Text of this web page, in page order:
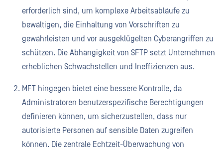
erforderlich sind, um komplexe Arbeitsabläufe zu
bewältigen, die Einhaltung von Vorschriften zu
gewährleisten und vor ausgeklügelten Cyberangriffen zu
schützen. Die Abhängigkeit von SFTP setzt Unternehmen
erheblichen Schwachstellen und Ineffizienzen aus.
MFT hingegen bietet eine bessere Kontrolle, da
Administratoren benutzerspezifische Berechtigungen
definieren können, um sicherzustellen, dass nur
autorisierte Personen auf sensible Daten zugreifen
können. Die zentrale Echtzeit-Überwachung von